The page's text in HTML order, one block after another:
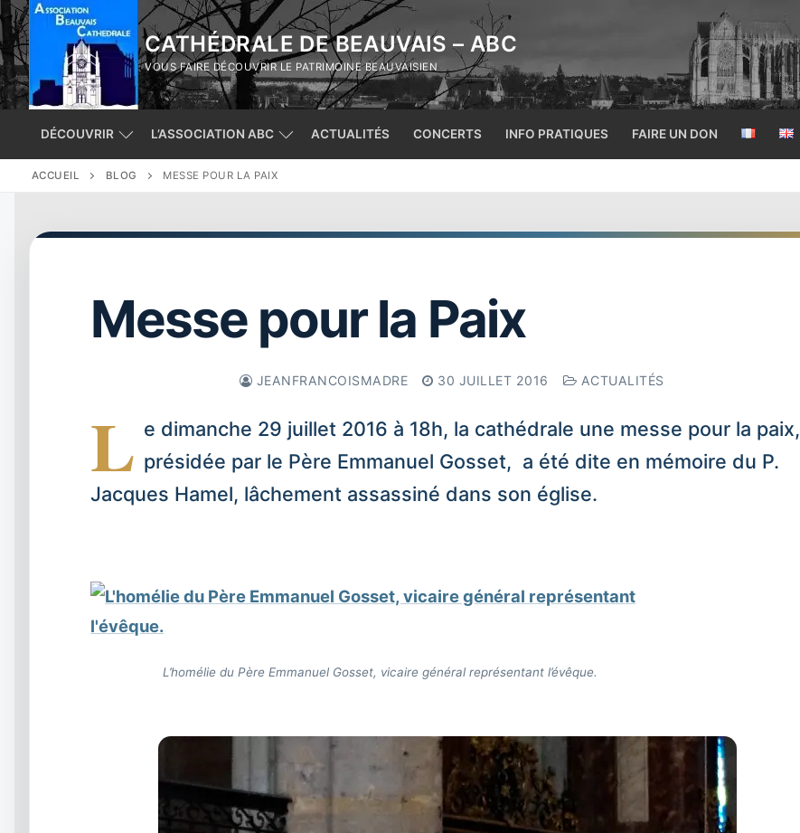
Aller
au
contenu
CATHÉDRALE DE BEAUVAIS – ABC
VOUS FAIRE DÉCOUVRIR LE PATRIMOINE BEAUVAISIEN
DÉCOUVRIR L’ASSOCIATION ABC ACTUALITÉS CONCERTS INFO PRATIQUES FAIRE UN DON
ACCUEIL BLOG MESSE POUR LA PAIX
Messe pour la Paix
JEANFRANCOISMADRE 30 JUILLET 2016 ACTUALITÉS
L e dimanche 29 juillet 2016 à 18h, la cathédrale une messe pour la paix,
présidée par le Père Emmanuel Gosset, a été dite en mémoire du P.
Jacques Hamel, lâchement assassiné dans son église.
L’homélie du Père Emmanuel Gosset, vicaire général représentant l’évêque.